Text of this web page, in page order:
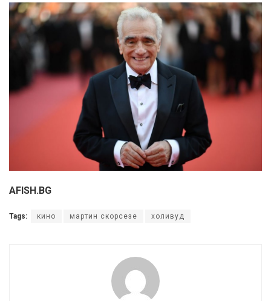
AFISH.BG
Tags: кино мартин скорсезе холивуд